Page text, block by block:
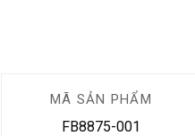
MÃ SẢN PHẨM
FB8875-001